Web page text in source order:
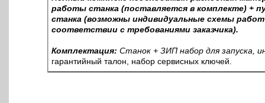
работы станка (поставляется в комплекте) +
станка (возможны индивидуальные схемы
соответствии с требованиями заказчика).
Комплектация: Станок + ЗИП набор для запуска,
гарантийный талон, набор сервисных ключей.